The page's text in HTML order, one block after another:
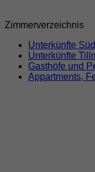
Zimmerverzeichnis
Unterkünfte
Unterkünfte
Gasthöfe und
Appartments,